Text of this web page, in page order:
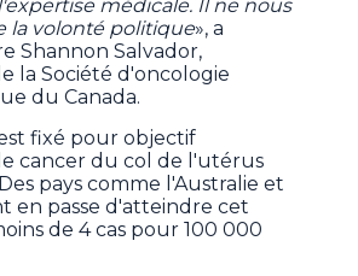
médicale. Il ne nous
la volonté politique», a
Shannon Salvador,
la Société d'oncologie
du Canada.
fixé pour objectif
cancer du col de l'utérus
pays comme l'Australie et
en passe d'atteindre cet
de 4 cas pour 100 000